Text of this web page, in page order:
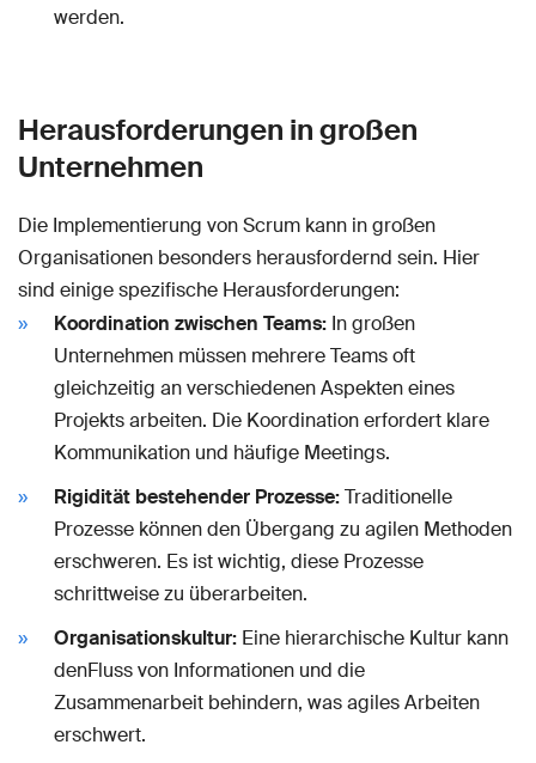
werden.
Herausforderungen in großen
Unternehmen
Die Implementierung von Scrum kann in großen
Organisationen besonders herausfordernd sein. Hier
sind einige spezifische Herausforderungen:
Koordination zwischen Teams: In großen
Unternehmen müssen mehrere Teams oft
gleichzeitig an verschiedenen Aspekten eines
Projekts arbeiten. Die Koordination erfordert klare
Kommunikation und häufige Meetings.
Rigidität bestehender Prozesse:Traditionelle
Prozesse können den Übergang zu agilen Methoden
erschweren. Es ist wichtig, diese Prozesse
schrittweise zu überarbeiten.
Organisationskultur: Eine hierarchische Kultur kann
denFluss von Informationen und die
Zusammenarbeit behindern, was agiles Arbeiten
erschwert.